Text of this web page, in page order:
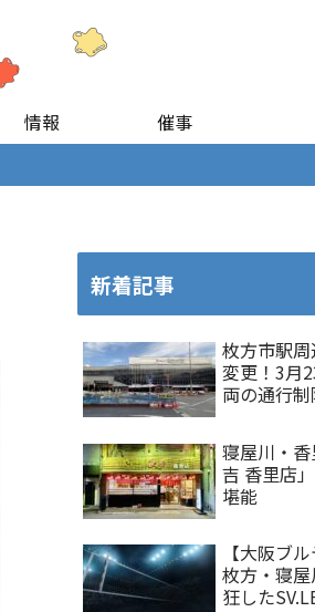
情報 催事
新着記事
枚方市駅
変更！3月
両の通行
寝屋川・
吉 香里店
堪能
【大阪ブ
枚方・寝
狂した